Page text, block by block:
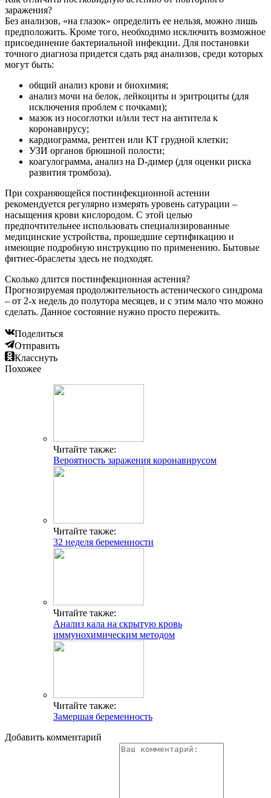
заражения?
Без анализов, «на глазок» определить ее нельзя, можно лишь
предположить. Кроме того, необходимо исключить возможное
присоединение бактериальной инфекции. Для постановки
точного диагноза придется сдать ряд анализов, среди которых
могут быть:
общий анализ крови и биохимия;
анализ мочи на белок, лейкоциты и эритроциты (для
исключения проблем с почками);
мазок из носоглотки и/или тест на антитела к
коронавирусу;
кардиограмма, рентген или КТ грудной клетки;
УЗИ органов брюшной полости;
коагулограмма, анализ на D-димер (для оценки риска
развития тромбоза).
При сохраняющейся постинфекционной астении
рекомендуется регулярно измерять уровень сатурации –
насыщения крови кислородом. С этой целью
предпочтительнее использовать специализированные
медицинские устройства, прошедшие сертификацию и
имеющие подробную инструкцию по применению. Бытовые
фитнес-браслеты здесь не подходят.
Сколько длится постинфекционная астения?
Прогнозируемая продолжительность астенического синдрома
– от 2-х недель до полутора месяцев, и с этим мало что можно
сделать. Данное состояние нужно просто пережить.
Поделиться
Отправить
Класснуть
Похожее
Читайте также:
Вероятность заражения коронавирусом
Читайте также:
32 неделя беременности
Читайте также:
Анализ кала на скрытую кровь
иммунохимическим методом
Читайте также:
Замершая беременность
Добавить комментарий